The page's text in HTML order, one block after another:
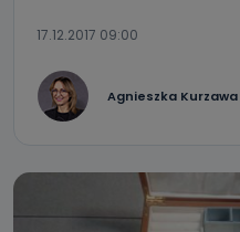
17.12.2017 09:00
Agnieszka Kurzawa